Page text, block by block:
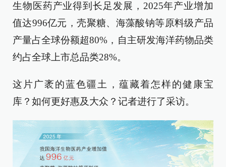
生物医药产业得到长足发展，2025年产业增加
值达996亿元，壳聚糖、海藻酸钠等原料级产品
产量占全球份额超80%，自主研发海洋药物品类
约占全球上市总品类28%。
这片广袤的蓝色疆土，蕴藏着怎样的健康宝
库？如何更好惠及大众？记者进行了采访。